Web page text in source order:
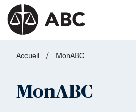
Accueil / MonABC
MonABC